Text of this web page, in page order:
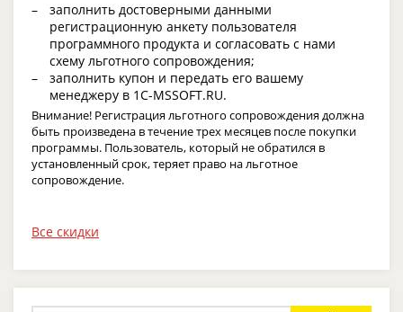
заполнить достоверными данными
регистрационную анкету пользователя
программного продукта и согласовать с нами
схему льготного сопровождения;
заполнить купон и передать его вашему
менеджеру в 1C-MSSOFT.RU.
Внимание! Регистрация льготного сопровождения должна
быть произведена в течение трех месяцев после покупки
программы. Пользователь, который не обратился в
установленный срок, теряет право на льготное
сопровождение.
Все скидки